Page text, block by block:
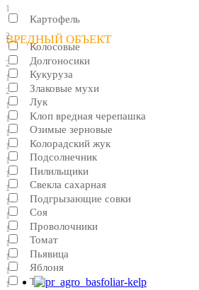
1
Картофель
2
Колосовые
2
Кукуруза
2
Лук
1
Озимые зерновые
1
Подсолнечник
1
Свекла сахарная
1
Соя
1
Томат
1
Яблоня
1
ВРЕДНЫЙ ОБЪЕКТ
Долгоносики
1
Злаковые мухи
1
Клоп вредная черепашка
1
Колорадский жук
1
Пилильщики
1
Подгрызающие совки
1
Проволочники
1
Пьявица
1
Тли